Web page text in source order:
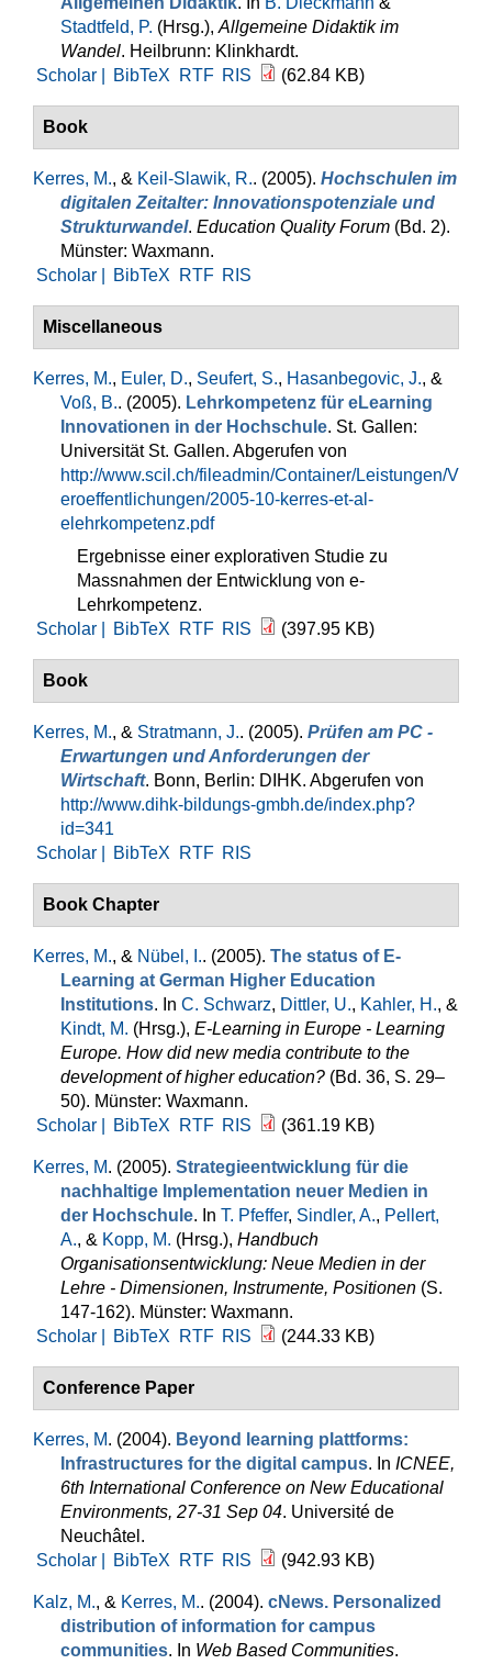
Stadtfeld, P. (Hrsg.), Allgemeine Didaktik im
Wandel. Heilbrunn: Klinkhardt.
Scholar |
BibTeX RTF RIS (62.84 KB)
Book
Kerres, M., & Keil-Slawik, R.. (2005). Hochschulen im
digitalen Zeitalter: Innovationspotenziale und
Strukturwandel. Education Quality Forum (Bd. 2).
Münster: Waxmann.
Scholar |
BibTeX RTF RIS
Miscellaneous
Kerres, M., Euler, D., Seufert, S., Hasanbegovic, J., &
Voß, B.. (2005). Lehrkompetenz für eLearning
Innovationen in der Hochschule. St. Gallen:
Universität St. Gallen. Abgerufen von
http://www.scil.ch/fileadmin/Container/Leistungen/V
eroeffentlichungen/2005-10-kerres-et-al-
elehrkompetenz.pdf
Ergebnisse einer explorativen Studie zu
Massnahmen der Entwicklung von e-
Lehrkompetenz.
Scholar |
BibTeX RTF RIS (397.95 KB)
Book
Kerres, M., & Stratmann, J.. (2005). Prüfen am PC -
Erwartungen und Anforderungen der
Wirtschaft. Bonn, Berlin: DIHK. Abgerufen von
http://www.dihk-bildungs-gmbh.de/index.php?
id=341
Scholar |
BibTeX RTF RIS
Book Chapter
Kerres, M., & Nübel, I.. (2005). The status of E-
Learning at German Higher Education
Institutions. In C. Schwarz, Dittler, U., Kahler, H., &
Kindt, M. (Hrsg.), E-Learning in Europe - Learning
Europe. How did new media contribute to the
development of higher education? (Bd. 36, S. 29–
50). Münster: Waxmann.
Scholar |
BibTeX RTF RIS (361.19 KB)
Kerres, M. (2005). Strategieentwicklung für die
nachhaltige Implementation neuer Medien in
der Hochschule. In T. Pfeffer, Sindler, A., Pellert,
A., & Kopp, M. (Hrsg.), Handbuch
Organisationsentwicklung: Neue Medien in der
Lehre - Dimensionen, Instrumente, Positionen (S.
147-162). Münster: Waxmann.
Scholar |
BibTeX RTF RIS (244.33 KB)
Conference Paper
Kerres, M. (2004). Beyond learning plattforms:
Infrastructures for the digital campus. In ICNEE,
6th International Conference on New Educational
Environments, 27-31 Sep 04. Université de
Neuchâtel.
Scholar |
BibTeX RTF RIS (942.93 KB)
Kalz, M., & Kerres, M.. (2004). cNews. Personalized
distribution of information for campus
communities. In Web Based Communities.